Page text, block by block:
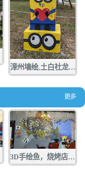
漳州墙绘,土白社龙舟文化中心墙绘，龙江游手绘，亲水营地彩绘，龙江岁月壁画,配电箱彩绘，手绘，壁画，涂鸦
3D手绘鱼，烧烤店墙绘，店面涂鸦，立体画彩绘